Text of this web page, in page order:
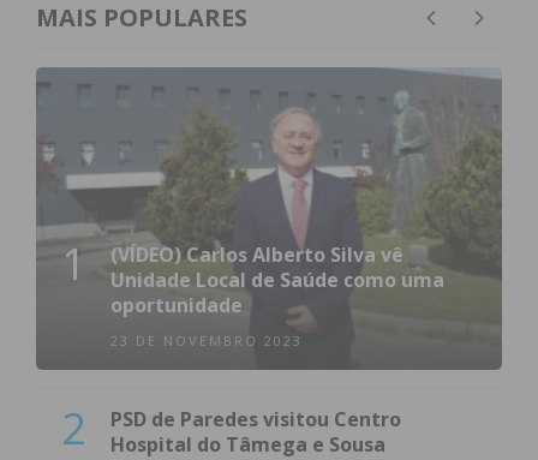
MAIS POPULARES
1
(VÍDEO) Carlos Alberto Silva vê
Unidade Local de Saúde como uma
oportunidade
23 DE NOVEMBRO 2023
2
PSD de Paredes visitou Centro
Hospital do Tâmega e Sousa